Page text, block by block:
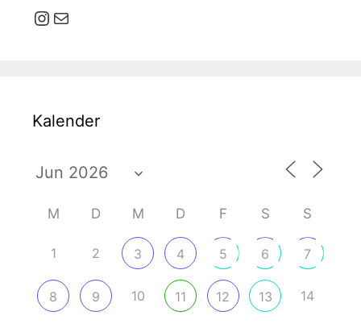
Instagram
E-Mail
Kalender
M D M D F S S
1 2 3 4 5 6 7
8 9 10 11 12 13 14